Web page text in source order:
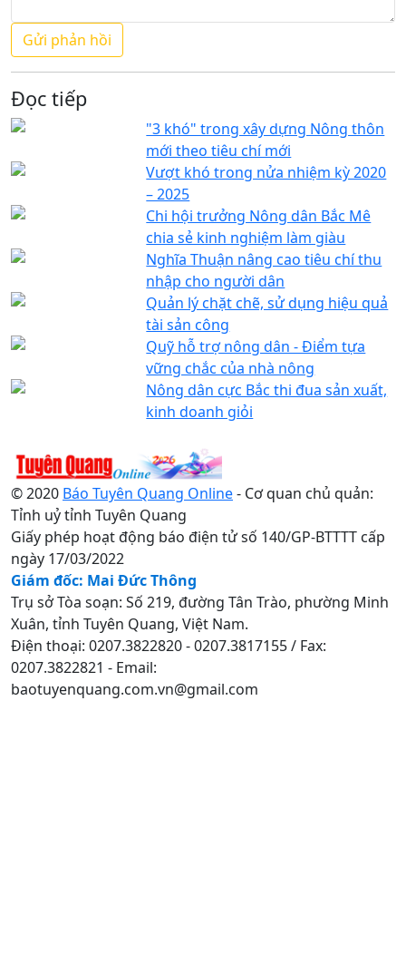
Đọc tiếp
"3 khó" trong xây dựng Nông thôn
mới theo tiêu chí mới
Vượt khó trong nửa nhiệm kỳ 2020
– 2025
Chi hội trưởng Nông dân Bắc Mê
chia sẻ kinh nghiệm làm giàu
Nghĩa Thuận nâng cao tiêu chí thu
nhập cho người dân
Quản lý chặt chẽ, sử dụng hiệu quả
tài sản công
Quỹ hỗ trợ nông dân - Điểm tựa
vững chắc của nhà nông
Nông dân cực Bắc thi đua sản xuất,
kinh doanh giỏi
© 2020 Báo Tuyên Quang Online- Cơ quan chủ quản:
Tỉnh uỷ tỉnh Tuyên Quang
Giấy phép hoạt động báo điện tử số 140/GP-BTTTT cấp
ngày 17/03/2022
Giám đốc: Mai Đức Thông
Trụ sở Tòa soạn: Số 219, đường Tân Trào, phường Minh
Xuân, tỉnh Tuyên Quang, Việt Nam.
Điện thoại: 0207.3822820 - 0207.3817155 / Fax:
0207.3822821 - Email:
baotuyenquang.com.vn@gmail.com